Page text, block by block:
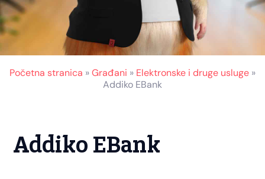
Početna stranica »Građani » Elektronske i druge usluge »
Addiko EBank
Addiko EBank